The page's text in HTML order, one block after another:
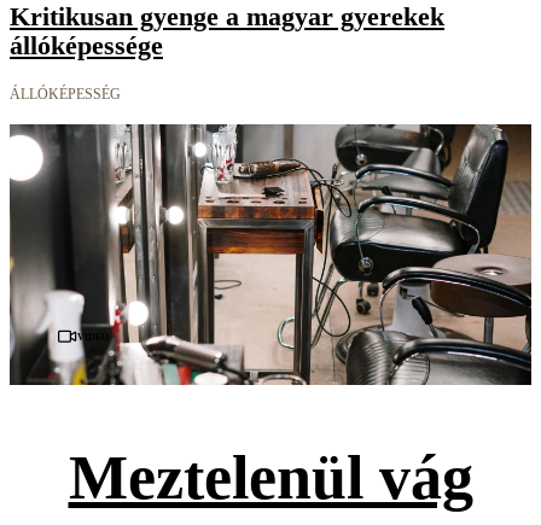
Kritikusan gyenge a magyar gyerekek
állóképessége
ÁLLÓKÉPESSÉG
Videó
Meztelenül vág